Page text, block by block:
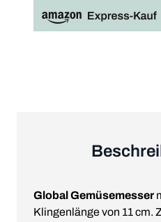
Global Gemüsemesser
Klingenlänge von 11 cm.